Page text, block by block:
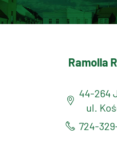
Ramolla
44-264
ul.
724-